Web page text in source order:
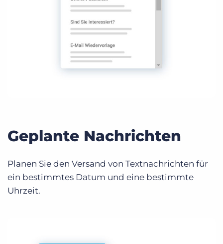
Geplante Nachrichten
Planen Sie den Versand von Textnachrichten für
ein bestimmtes Datum und eine bestimmte
Uhrzeit.